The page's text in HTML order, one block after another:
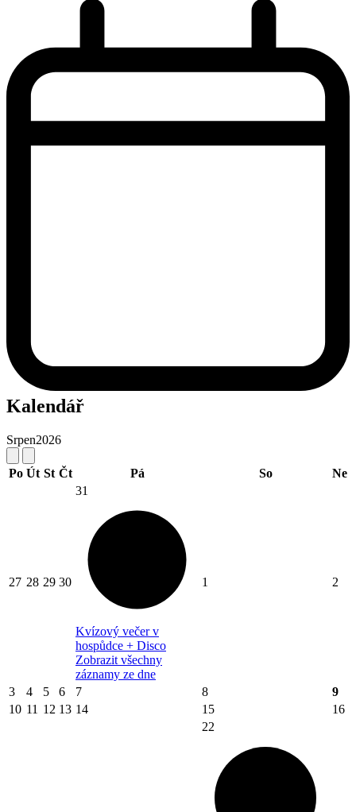
Kalendář
Srpen2026
Po Út St Čt Pá So Ne
27 28 29 30
31
Kvízový večer v
hospůdce + Disco
Zobrazit všechny
záznamy ze dne
1 2
3 4 5 6 7 8
9
10 11 12 13 14 15 16
22